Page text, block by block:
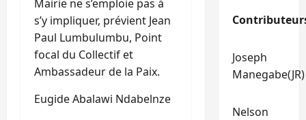
Mairie ne s’emploie pas à
s’y impliquer, prévient Jean
Paul Lumbulumbu, Point
focal du Collectif et
Ambassadeur de la Paix.
Eugide Abalawi Ndabelnze
Joseph
Manegabe(JR)
Nelson